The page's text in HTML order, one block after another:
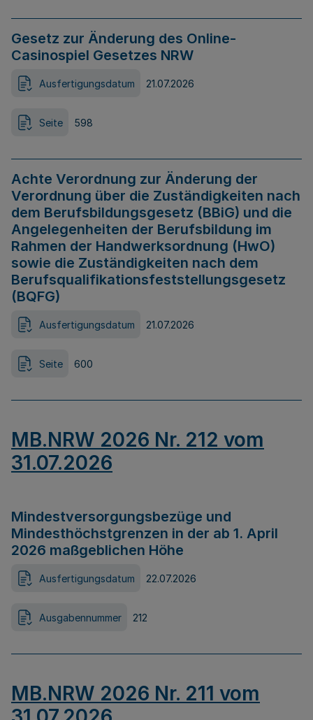
Gesetz zur Änderung des Online-
Casinospiel Gesetzes NRW
Ausfertigungsdatum 21.07.2026
Seite 598
Achte Verordnung zur Änderung der
Verordnung über die Zuständigkeiten nach
dem Berufsbildungsgesetz (BBiG) und die
Angelegenheiten der Berufsbildung im
Rahmen der Handwerksordnung (HwO)
sowie die Zuständigkeiten nach dem
Berufsqualifikationsfeststellungsgesetz
(BQFG)
Ausfertigungsdatum 21.07.2026
Seite 600
MB.NRW 2026 Nr. 212 vom
31.07.2026
Mindestversorgungsbezüge und
Mindesthöchstgrenzen in der ab 1. April
2026 maßgeblichen Höhe
Ausfertigungsdatum 22.07.2026
Ausgabennummer 212
MB.NRW 2026 Nr. 211 vom